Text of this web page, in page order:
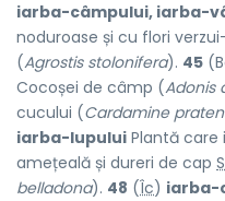
iarba-câmpului, iarba-
noduroase și cu flori
(Agrostis stolonifera). 45
Cocoșei de câmp (Adonis
cucului (Cardamine
iarba-lupului Plantă care
amețeală și dureri de cap
belladona). 48 (Îc) iarba-